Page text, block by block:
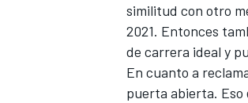
similitud con otro
2021. Entonces
de carrera ideal y
En cuanto a
puerta abierta.